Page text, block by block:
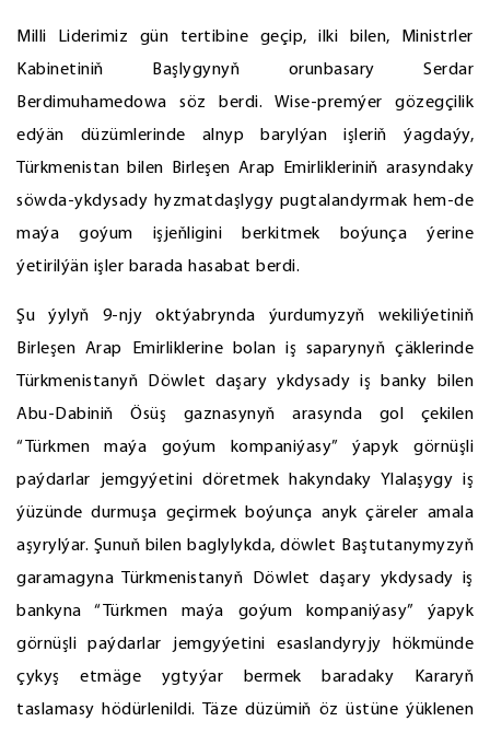
Milli Liderimiz gün tertibine geçip, ilki bilen, Ministrler
Kabinetiniň Başlygynyň orunbasary Serdar
Berdimuhamedowa söz berdi. Wise-premýer gözegçilik
edýän düzümlerinde alnyp barylýan işleriň ýagdaýy,
Türkmenistan bilen Birleşen Arap Emirlikleriniň arasyndaky
söwda-ykdysady hyzmatdaşlygy pugtalandyrmak hem-de
maýa goýum işjeňligini berkitmek boýunça ýerine
ýetirilýän işler barada hasabat berdi.
Şu ýylyň 9-njy oktýabrynda ýurdumyzyň wekiliýetiniň
Birleşen Arap Emirliklerine bolan iş saparynyň çäklerinde
Türkmenistanyň Döwlet daşary ykdysady iş banky bilen
Abu-Dabiniň Ösüş gaznasynyň arasynda gol çekilen
“Türkmen maýa goýum kompaniýasy” ýapyk görnüşli
paýdarlar jemgyýetini döretmek hakyndaky Ylalaşygy iş
ýüzünde durmuşa geçirmek boýunça anyk çäreler amala
aşyrylýar. Şunuň bilen baglylykda, döwlet Baştutanymyzyň
garamagyna Türkmenistanyň Döwlet daşary ykdysady iş
bankyna “Türkmen maýa goýum kompaniýasy” ýapyk
görnüşli paýdarlar jemgyýetini esaslandyryjy hökmünde
çykyş etmäge ygtyýar bermek baradaky Kararyň
taslamasy hödürlenildi. Täze düzümiň öz üstüne ýüklenen